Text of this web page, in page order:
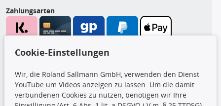
Zahlungsarten
CARAT Gruppe
Cookie-Einstellungen
Wir, die Roland Sallmann GmbH, verwenden den Dienst
YouTube um Videos anzeigen zu lassen. Um die damit
verbundenen Cookies zu nutzen, benötigen wir Ihre